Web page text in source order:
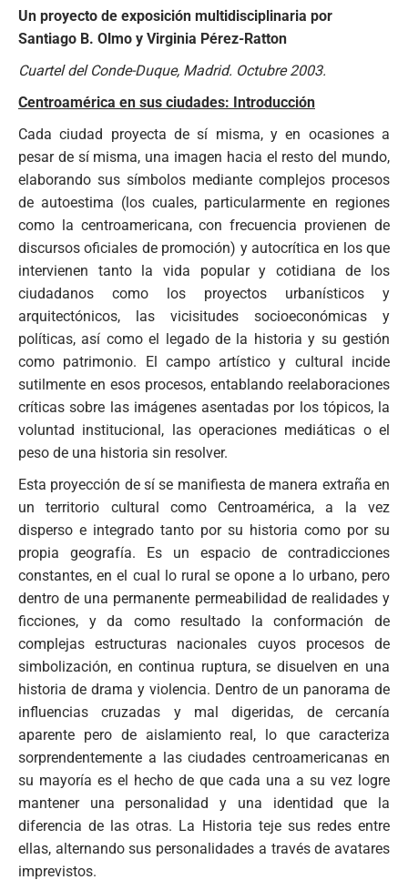
Un proyecto de exposición multidisciplinaria por
Santiago B. Olmo y Virginia Pérez-Ratton
Cuartel del Conde-Duque, Madrid. Octubre 2003.
Centroamérica en sus ciudades: Introducción
Cada ciudad proyecta de sí misma, y en ocasiones a
pesar de sí misma, una imagen hacia el resto del mundo,
elaborando sus símbolos mediante complejos procesos
de autoestima (los cuales, particularmente en regiones
como la centroamericana, con frecuencia provienen de
discursos oficiales de promoción) y autocrítica en los que
intervienen tanto la vida popular y cotidiana de los
ciudadanos como los proyectos urbanísticos y
arquitectónicos, las vicisitudes
socioeconómicas y
políticas, así como el legado de la historia y su gestión
como patrimonio. El campo artístico y cultural incide
sutilmente en esos procesos, entablando reelaboraciones
críticas sobre las imágenes asentadas por los tópicos, la
voluntad institucional, las operaciones mediáticas o el
peso de una historia sin resolver.
Esta proyección de sí se manifiesta de manera extraña en
un territorio cultural como Centroamérica, a la vez
disperso e integrado tanto por su historia como por su
propia geografía. Es un espacio de contradicciones
constantes, en el cual lo rural se opone a lo urbano, pero
dentro de una permanente permeabilidad de realidades y
ficciones, y da como resultado la conformación de
complejas estructuras nacionales cuyos procesos de
simbolización, en continua ruptura, se disuelven en una
historia de drama y violencia. Dentro de un panorama de
influencias cruzadas y mal digeridas, de cercanía
aparente pero de aislamiento real, lo que caracteriza
sorprendentemente a las ciudades centroamericanas en
su mayoría es el hecho de que cada una a su vez logre
mantener una personalidad y una identidad que la
diferencia de las otras. La Historia teje sus redes entre
ellas, alternando sus personalidades a través de avatares
imprevistos.